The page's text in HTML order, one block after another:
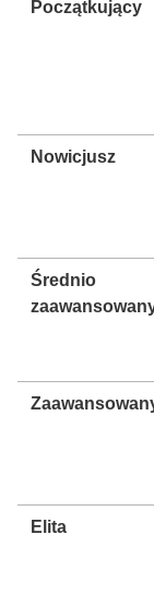
Początkujący
Nowicjusz
Średnio
Elita